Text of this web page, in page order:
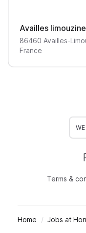
Availles limouzine
86460 Availles-
France
Terms &
Home Jobs at